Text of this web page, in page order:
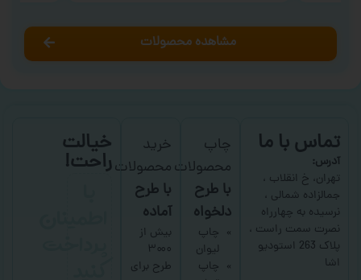
مشاهده محصولات
تماس با ما
آدرس:
تهران، خ انقلاب ،
جمالزاده شمالی ،
نرسیده به چهارراه
نصرت سمت راست ،
پلاک 263 استودیو
اشا
چاپ
محصولات
با طرح
دلخواه
چاپ
لیوان
چاپ
خرید
محصولات
با طرح
آماده
بیش از
۳۰۰۰
طرح برای
خیالت
راحت!